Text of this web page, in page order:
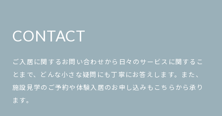
CONTACT
ご入居に関するお問い合わせから日々のサービスに関するこ
とまで、どんな小さな疑問にも丁寧にお答えします。また、
施設見学のご予約や体験入居のお申し込みもこちらから承り
ます。